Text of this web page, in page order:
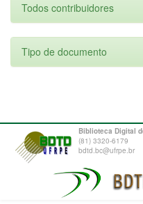
Todos contribuidores
Tipo de documento
Biblioteca Digital
(81) 3320-6179
bdtd.bc@ufrpe.br